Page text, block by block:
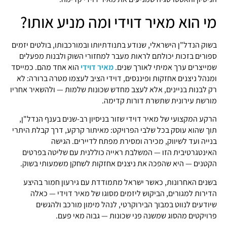
מי הוא מאיר דוידי ומה מניע אותו?
בשוק הנדל"ן הישראלי, שנודע בתנודתיותו ובמורכבותו, בולטים יזמים
ספורים בזכות יכולתם לראות מעבר למחזורי השוק ולבנות מפעלים
שמייצרים ערך אמיתי לאורך שנים.מאיר דוידיהוא אחד מהם. כמייסד
ומנהל ניצנים אחזקות ופיננסים, דוידי הציב לעצמו מטרה ברורה: לא
רק לבנות בניינים, אלא לעצב מחדש שכונות שלמות — ולהשאיר אחריו
מורשת עירונית שתשרת דורות קדימה.
הרקע המקצועי של מאיר דוידי שזור בניסיון רב-שנים בענף הנדל"ן,
תוך שהוא עוסק בכל שלבי הפרויקט: מאיתור קרקע, דרך קבלת היתרי
בנייה ועד לשיווק, מכירה ומסירת מפתח לדיירים. הגישה
האינטגרטיבית הזו — המשלבת ראייה כוללנית עם שליטה בפרטים
הקטנים — היא שהפכה את ניצנים אחזקות לשחקן משמעותי בשוק.
בשנים האחרונות, כאשר ישראל מתמודדת עם גירעון חמור בהיצע
הדירות למגורים, הביקוש ליזמים מסוגו של מאיר דוידי — כאלה
שיודעים לנווט במבוך הבירוקרטי, לנהל מימון מורכב ולהגשים
פרויקטים מהסוג שמשנה פני שכונות — גבוה מאי פעם.